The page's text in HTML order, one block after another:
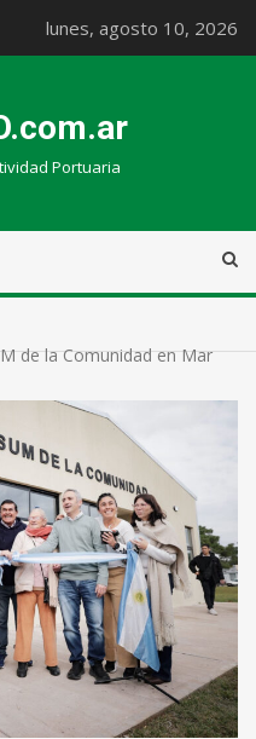
lunes, agosto 10, 2026
Portuaria
de la Comunidad en Mar